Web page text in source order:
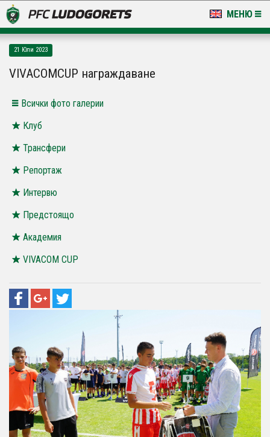
МЕНЮ
LUDOGORETS TV
СТАДИОН & БАЗИ
КЛУБ
ЗА ФЕНОВЕ
21 Юли 2023
VIVACOMCUP награждаване
Всички фото галерии
Клуб
Трансфери
Репортаж
Интервю
Предстоящо
Академия
VIVACOM CUP